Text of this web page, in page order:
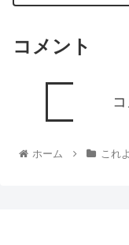
コメント
ホーム これ